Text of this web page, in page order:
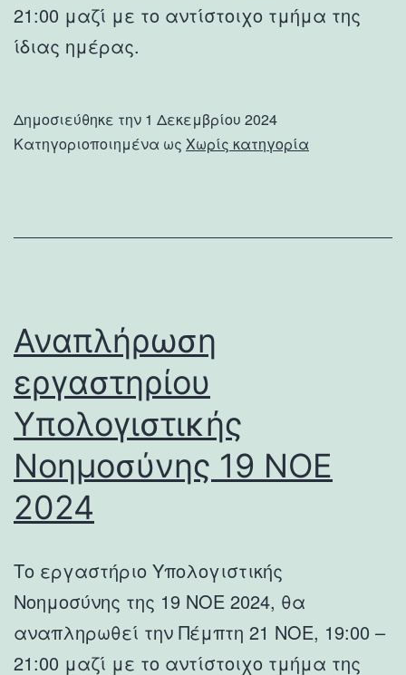
21:00 μαζί με το αντίστοιχο τμήμα της
ίδιας ημέρας.
Δημοσιεύθηκε την 1 Δεκεμβρίου 2024
Κατηγοριοποιημένα ως Χωρίς κατηγορία
Αναπλήρωση
εργαστηρίου
Υπολογιστικής
Νοημοσύνης 19 ΝΟΕ
2024
Το εργαστήριο Υπολογιστικής
Νοημοσύνης της 19 ΝΟΕ 2024, θα
αναπληρωθεί την Πέμπτη 21 ΝΟΕ, 19:00 –
21:00 μαζί με το αντίστοιχο τμήμα της